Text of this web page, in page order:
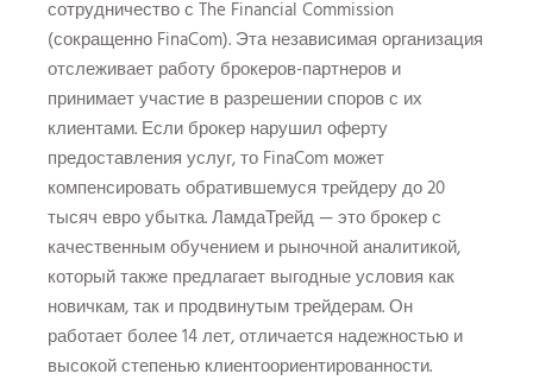
сотрудничество с The Financial Commission
(сокращенно FinaCom). Эта независимая организация
отслеживает работу брокеров-партнеров и
принимает участие в разрешении споров с их
клиентами. Если брокер нарушил оферту
предоставления услуг, то FinaCom может
компенсировать обратившемуся трейдеру до 20
тысяч евро убытка. ЛамдаТрейд — это брокер с
качественным обучением и рыночной аналитикой,
который также предлагает выгодные условия как
новичкам, так и продвинутым трейдерам. Он
работает более 14 лет, отличается надежностью и
высокой степенью клиентоориентированности.